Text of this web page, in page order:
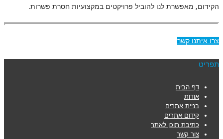
הקידום, מאפשרת לנו להוביל פרויקטים במקצועיות חסרת פשרות.
צרו איתנו קשר
תפריט
דף הבית
אודות
בניית אתרים
קידום אתרים
כתיבת תוכן לאתר
צור קשר